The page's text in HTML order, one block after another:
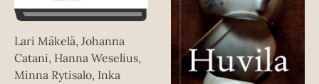
Lari Mäkelä, Johanna
Catani, Hanna Weselius,
Minna Rytisalo, Inka